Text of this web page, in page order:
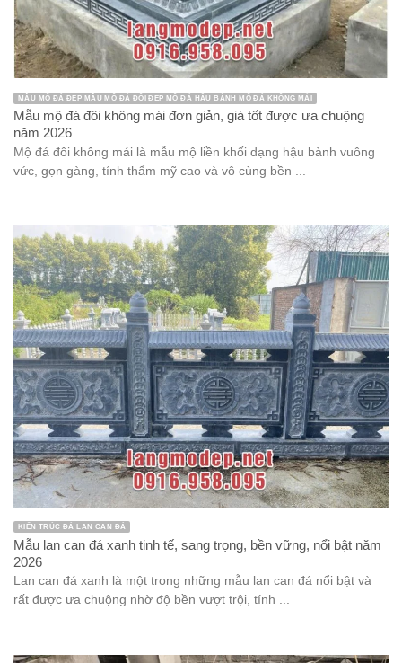
MẪU MỘ ĐÁ ĐẸP MẪU MỘ ĐÁ ĐÔI ĐẸP MỘ ĐÁ HẬU BÀNH MỘ ĐÁ KHÔNG MÁI
Mẫu mộ đá đôi không mái đơn giản, giá tốt được ưa chuộng
năm 2026
Mộ đá đôi không mái là mẫu mộ liền khối dạng hậu bành vuông
vức, gọn gàng, tính thẩm mỹ cao và vô cùng bền ...
KIẾN TRÚC ĐÁ LAN CAN ĐÁ
Mẫu lan can đá xanh tinh tế, sang trọng, bền vững, nổi bật năm
2026
Lan can đá xanh là một trong những mẫu lan can đá nổi bật và
rất được ưa chuộng nhờ độ bền vượt trội, tính ...